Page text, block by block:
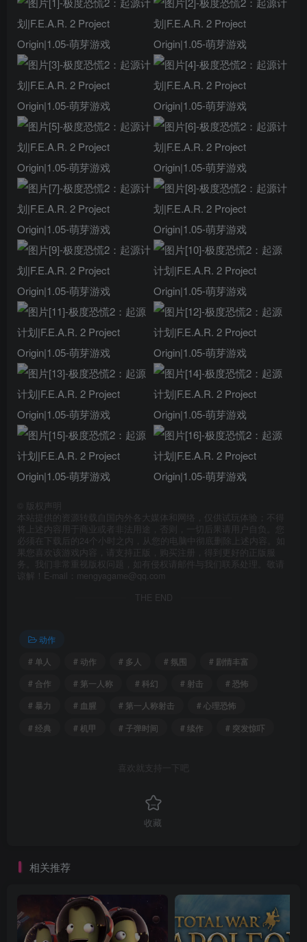
版权声明
本站提供的资源转载自国内外各大媒体和网络，仅供试玩体验；不得
将上述内容用于商业或者非法用途，否则，一切后果请用户自负。您
必须在下载后的24个小时之内，从您的电脑中彻底删除上述内容。如
果您喜欢该游戏内容，请支持正版，购买注册，得到更好的正版服
务。我们非常重视版权问题，如有侵权请邮件与我们联系处理。敬请
谅解！E-mail：mengyagame@qq.com
THE END
动作
# 单人
# 动作 # 多人 # 氛围
# 剧情丰富
# 合作
# 第一人称 # 科幻 # 射击
# 恐怖
# 暴力
# 血腥 # 第一人称射击
# 心理恐怖
# 经典
# 机甲 # 子弹时间 # 续作 # 突发惊吓
喜欢就支持一下吧
收藏
相关推荐